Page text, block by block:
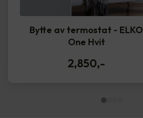
Bytte av termostat - ELKO
One Hvit
2,850,-